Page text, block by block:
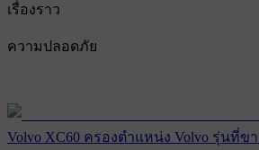
เรื่องราว
ความปลอดภัย
Volvo XC60 ครองตําแหน่ง Volvo รุ่นที่ข